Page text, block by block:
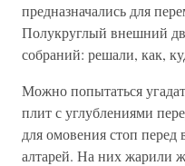
предназначались для
Полукруглый внешний
собраний: решали, как,
Можно попытаться
плит с углублениями
для омовения стоп
алтарей. На них жарили